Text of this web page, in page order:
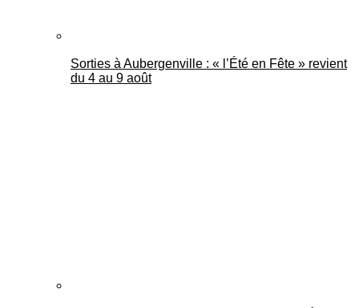
Sorties à Aubergenville : « l’Été en Fête » revient
du 4 au 9 août